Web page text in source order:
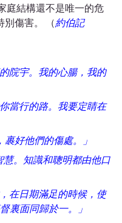
庭結構還不是唯一的危
別傷害。 （約伯記
院宇。我的心腸，我的
當行的路。我要定睛在
裹好他們的傷處。」
慧。知識和聰明都由他口
在日期滿足的時候，使
裏面同歸於一。」